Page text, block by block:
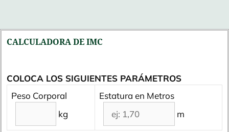
CALCULADORA DE IMC
COLOCA LOS SIGUIENTES PARÁMETROS
Peso Corporal
kg
Estatura en Metros
m